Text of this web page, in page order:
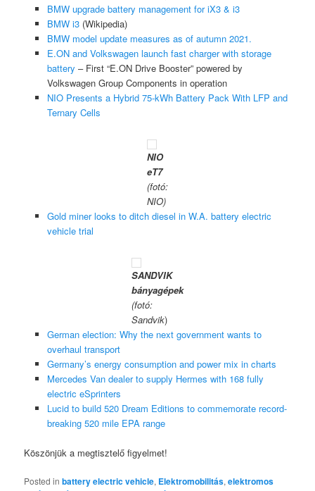
BMW upgrade battery management for iX3 & i3
BMW i3(Wikipedia)
BMW model update measures as of autumn 2021.
E.ON and Volkswagen launch fast charger with storage
battery – First “E.ON Drive Booster” powered by
Volkswagen Group Components in operation
NIO Presents a Hybrid 75-kWh Battery Pack With LFP and
Ternary Cells
NIO
eT7
(fotó:
NIO)
Gold miner looks to ditch diesel in W.A. battery electric
vehicle trial
SANDVIK
bányagépek
(fotó:
Sandvik)
German election: Why the next government wants to
overhaul transport
Germany’s energy consumption and power mix in charts
Mercedes Van dealer to supply Hermes with 168 fully
electric eSprinters
Lucid to build 520 Dream Editions to commemorate record-
breaking 520 mile EPA range
Köszönjük a megtisztelő figyelmet!
Posted in battery electric vehicle, Elektromobilitás,elektromos